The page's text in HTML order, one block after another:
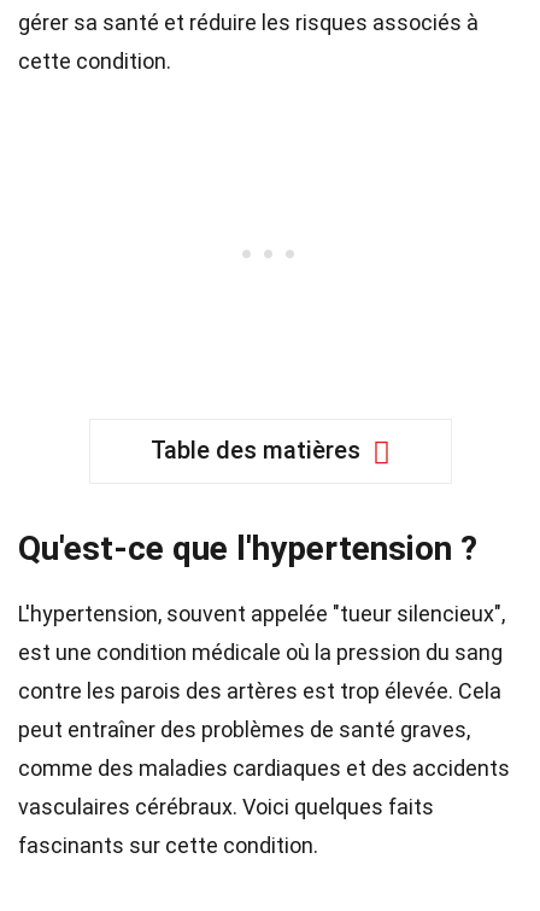
gérer sa santé et réduire les risques associés à
cette condition.
Table des matières
Qu'est-ce que l'hypertension ?
L'hypertension, souvent appelée "tueur silencieux",
est une condition médicale où la pression du sang
contre les parois des artères est trop élevée. Cela
peut entraîner des problèmes de santé graves,
comme des maladies cardiaques et des accidents
vasculaires cérébraux. Voici quelques faits
fascinants sur cette condition.